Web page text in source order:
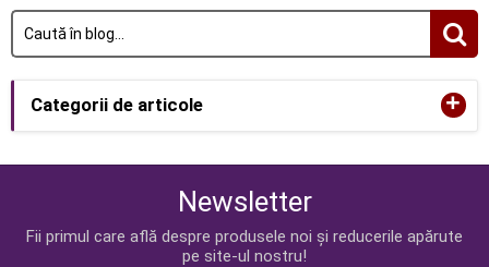
Categorii de articole +
Newsletter
Fii primul care află despre produsele noi și reducerile apărute
pe site-ul nostru!